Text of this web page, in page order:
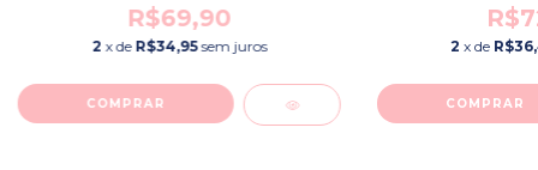
R$69,90
2 x de R$34,95 sem juros
COMPRAR
2 x de
COMPRAR